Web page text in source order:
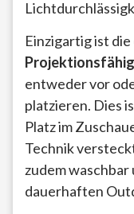
Einzigartig ist die
entweder vor
platzieren. Dies
Platz im
Technik
zudem
dauerhaften